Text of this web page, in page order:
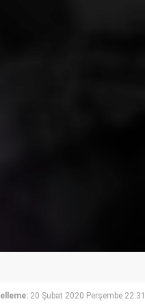
20 Şubat 2020 Perşembe 22:31